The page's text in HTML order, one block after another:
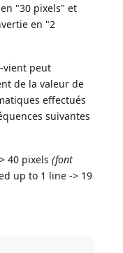
"30 pixels" et
en "2
vient peut
de la valeur de
effectués
suivantes
40 pixels(font
up to 1 line -> 19